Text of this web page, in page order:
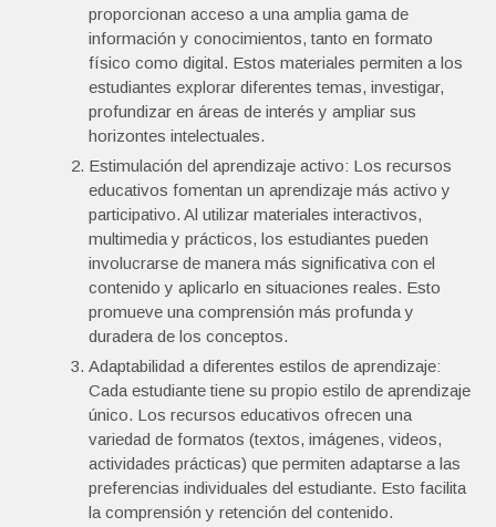
proporcionan acceso a una amplia gama de
información y conocimientos, tanto en formato
físico como digital. Estos materiales permiten a los
estudiantes explorar diferentes temas, investigar,
profundizar en áreas de interés y ampliar sus
horizontes intelectuales.
Estimulación del aprendizaje activo: Los recursos
educativos fomentan un aprendizaje más activo y
participativo. Al utilizar materiales interactivos,
multimedia y prácticos, los estudiantes pueden
involucrarse de manera más significativa con el
contenido y aplicarlo en situaciones reales. Esto
promueve una comprensión más profunda y
duradera de los conceptos.
Adaptabilidad a diferentes estilos de aprendizaje:
Cada estudiante tiene su propio estilo de aprendizaje
único. Los recursos educativos ofrecen una
variedad de formatos (textos, imágenes, videos,
actividades prácticas) que permiten adaptarse a las
preferencias individuales del estudiante. Esto facilita
la comprensión y retención del contenido.